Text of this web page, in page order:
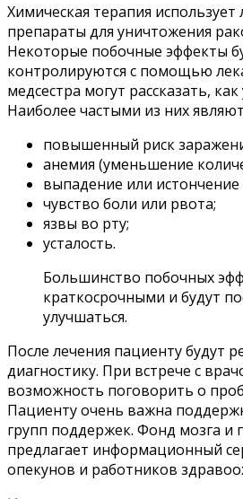
Химическая терапия использует
препараты для уничтожения
Некоторые побочные эффекты
контролируются с помощью
медсестра могут рассказать,
Наиболее частыми из них
повышенный риск
анемия (уменьшение
выпадение или истончение
чувство боли или рвота;
язвы во рту;
усталость.
Большинство побочных
краткосрочными и будут
улучшаться.
После лечения пациенту будут
диагностику. При встрече с
возможность поговорить о
Пациенту очень важна
групп поддержек. Фонд мозга и
предлагает информационный
опекунов и работников